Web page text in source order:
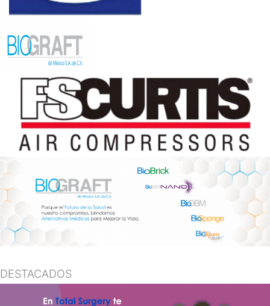
DESTACADOS